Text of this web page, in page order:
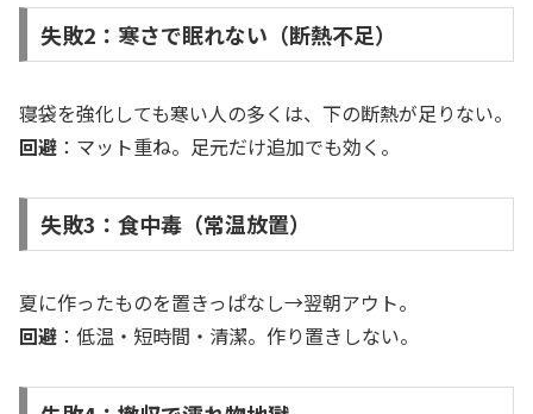
失敗2：寒さで眠れない（断熱不足）
寝袋を強化しても寒い人の多くは、下の断熱が足りない。
回避 ：マット重ね。足元だけ追加でも効く。
失敗3：食中毒（常温放置）
夏に作ったものを置きっぱなし→翌朝アウト。
回避 ：低温・短時間・清潔。作り置きしない。